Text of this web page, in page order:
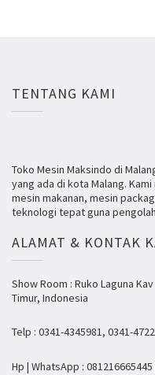
TENTANG KAMI
Toko Mesin Maksindo di
yang ada di kota Malang.
mesin makanan, mesin
teknologi tepat guna
ALAMAT & KONTAK
Show Room : Ruko Laguna
Timur, Indonesia
Telp : 0341-4345981, 0341-
Hp | WhatsApp :